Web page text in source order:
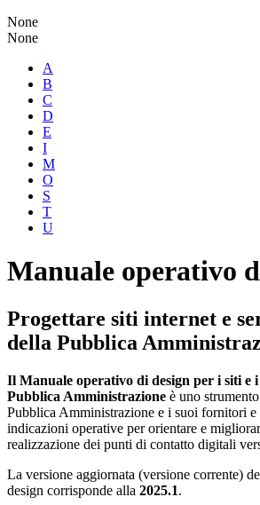
None
None
A
B
C
D
E
I
M
O
S
T
U
Manuale operativo
Progettare siti internet e
della Pubblica
Il Manuale operativo di design per i siti e
Pubblica Amministrazione è uno
Pubblica Amministrazione e i suoi fornitori
indicazioni operative per orientare e
realizzazione dei punti di contatto digitali
La versione aggiornata (versione corrente)
design corrisponde alla 2025.1.